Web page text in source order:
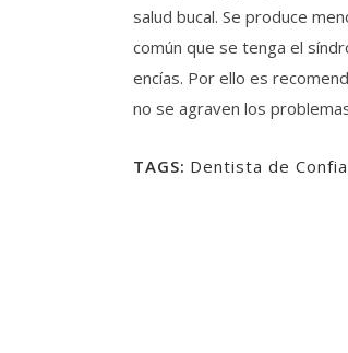
salud bucal. Se produce
común que se tenga el
encías. Por ello es
no se agraven los
TAGS: Dentista de